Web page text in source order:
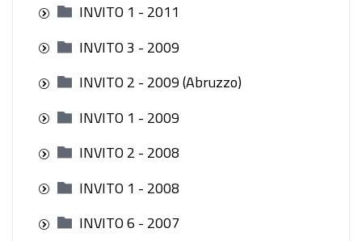
INVITO 1 - 2011
INVITO 3 - 2009
INVITO 2 - 2009 (Abruzzo)
INVITO 1 - 2009
INVITO 2 - 2008
INVITO 1 - 2008
INVITO 6 - 2007